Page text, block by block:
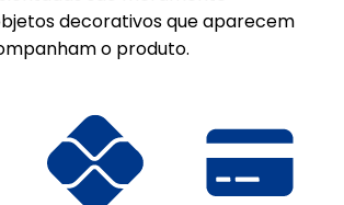
decorativos que aparecem
o produto.